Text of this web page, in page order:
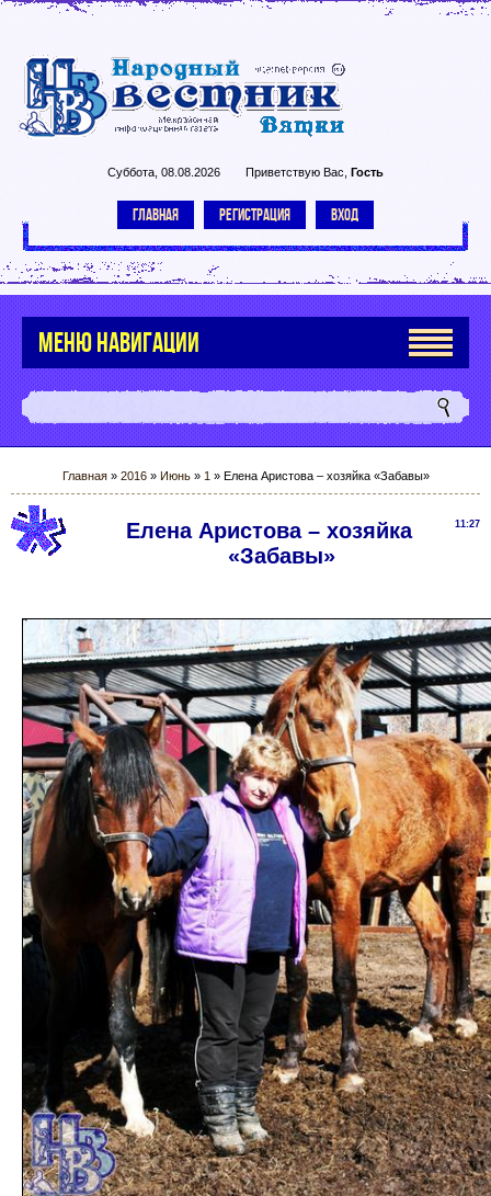
Суббота, 08.08.2026 Приветствую Вас Гость
ГЛАВНАЯ РЕГИСТРАЦИЯ ВХОД
МЕНЮ НАВИГАЦИИ
Главная» 2016 » Июнь » 1 » Елена Аристова – хозяйка «Забавы»
11:27
Елена Аристова – хозяйка
«Забавы»